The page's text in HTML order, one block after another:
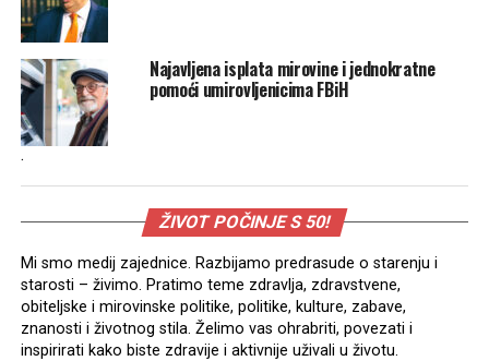
Najavljena isplata mirovine i jednokratne
pomoći umirovljenicima FBiH
.
ŽIVOT POČINJE S 50!
Mi smo medij zajednice. Razbijamo predrasude o starenju i
starosti – živimo. Pratimo teme zdravlja, zdravstvene,
obiteljske i mirovinske politike, politike, kulture, zabave,
znanosti i životnog stila. Želimo vas ohrabriti, povezati i
inspirirati kako biste zdravije i aktivnije uživali u životu.